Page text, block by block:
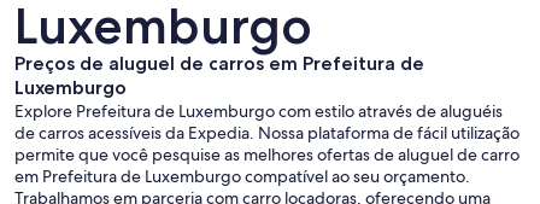
Luxemburgo
Preços de aluguel de carros em Prefeitura de
Luxemburgo
Explore Prefeitura de Luxemburgo com estilo através de aluguéis
de carros acessíveis da Expedia. Nossa plataforma de fácil utilização
permite que você pesquise as melhores ofertas de aluguel de carro
em Prefeitura de Luxemburgo compatível ao seu orçamento.
Trabalhamos em parceria com carro locadoras, oferecendo uma